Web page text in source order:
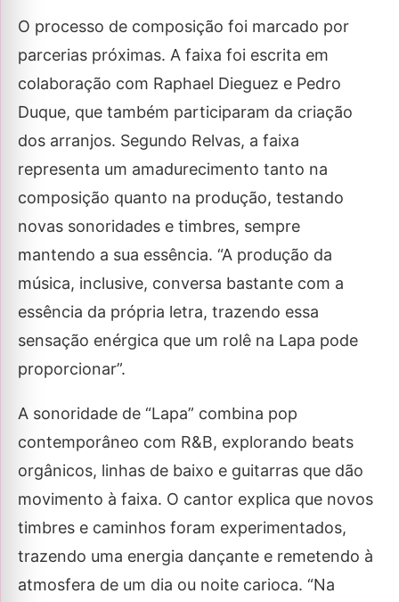
O processo de composição foi marcado por
parcerias próximas. A faixa foi escrita em
colaboração com Raphael Dieguez e Pedro
Duque, que também participaram da criação
dos arranjos. Segundo Relvas, a faixa
representa um amadurecimento tanto na
composição quanto na produção, testando
novas sonoridades e timbres, sempre
mantendo a sua essência. “A produção da
música, inclusive, conversa bastante com a
essência da própria letra, trazendo essa
sensação enérgica que um rolê na Lapa pode
proporcionar”.
A sonoridade de “Lapa” combina pop
contemporâneo com R&B, explorando beats
orgânicos, linhas de baixo e guitarras que dão
movimento à faixa. O cantor explica que novos
timbres e caminhos foram experimentados,
trazendo uma energia dançante e remetendo à
atmosfera de um dia ou noite carioca. “Na